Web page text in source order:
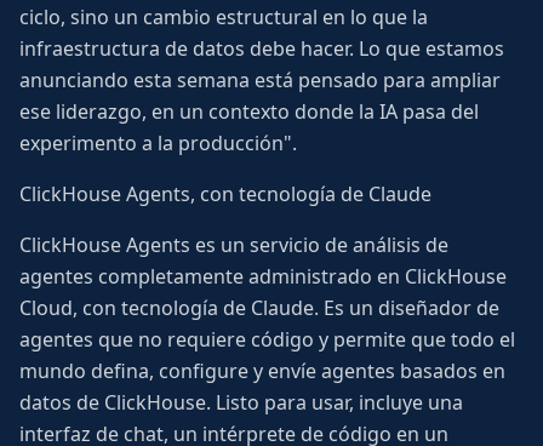
ciclo, sino un cambio estructural en lo que la
infraestructura de datos debe hacer. Lo que estamos
anunciando esta semana está pensado para ampliar
ese liderazgo, en un contexto donde la IA pasa del
experimento a la producción".
ClickHouse Agents, con tecnología de Claude
ClickHouse Agents es un servicio de análisis de
agentes completamente administrado en ClickHouse
Cloud, con tecnología de Claude. Es un diseñador de
agentes que no requiere código y permite que todo el
mundo defina, configure y envíe agentes basados en
datos de ClickHouse. Listo para usar, incluye una
interfaz de chat, un intérprete de código en un